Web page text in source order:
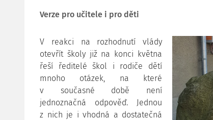
Verze pro učitele i pro děti
V reakci na rozhodnutí vlády
otevřít školy již na konci května
řeší ředitelé škol i rodiče dětí
mnoho otázek, na které
v současné době není
jednoznačná odpověď. Jednou
z nich je i vhodná a dostatečná